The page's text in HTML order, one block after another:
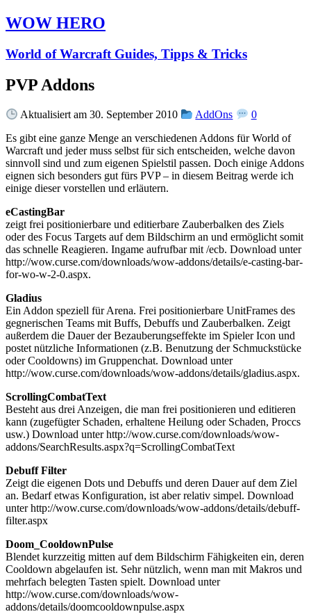
WOW HERO
World of Warcraft Guides, Tipps & Tricks
PVP Addons
Aktualisiert am 30. September 2010 AddOns
0
Es gibt eine ganze Menge an verschiedenen Addons für World of
Warcraft und jeder muss selbst für sich entscheiden, welche davon
sinnvoll sind und zum eigenen Spielstil passen. Doch einige Addons
eignen sich besonders gut fürs PVP – in diesem Beitrag werde ich
einige dieser vorstellen und erläutern.
eCastingBar
zeigt frei positionierbare und editierbare Zauberbalken des Ziels
oder des Focus Targets auf dem Bildschirm an und ermöglicht somit
das schnelle Reagieren. Ingame aufrufbar mit /ecb. Download unter
http://wow.curse.com/downloads/wow-addons/details/e-casting-bar-
for-wo-w-2-0.aspx.
Gladius
Ein Addon speziell für Arena. Frei positionierbare UnitFrames des
gegnerischen Teams mit Buffs, Debuffs und Zauberbalken. Zeigt
außerdem die Dauer der Bezauberungseffekte im Spieler Icon und
postet nützliche Informationen (z.B. Benutzung der Schmuckstücke
oder Cooldowns) im Gruppenchat. Download unter
http://wow.curse.com/downloads/wow-addons/details/gladius.aspx.
ScrollingCombatText
Besteht aus drei Anzeigen, die man frei positionieren und editieren
kann (zugefügter Schaden, erhaltene Heilung oder Schaden, Proccs
usw.) Download unter http://wow.curse.com/downloads/wow-
addons/SearchResults.aspx?q=ScrollingCombatText
Debuff Filter
Zeigt die eigenen Dots und Debuffs und deren Dauer auf dem Ziel
an. Bedarf etwas Konfiguration, ist aber relativ simpel. Download
unter http://wow.curse.com/downloads/wow-addons/details/debuff-
filter.aspx
Doom_CooldownPulse
Blendet kurzzeitig mitten auf dem Bildschirm Fähigkeiten ein, deren
Cooldown abgelaufen ist. Sehr nützlich, wenn man mit Makros und
mehrfach belegten Tasten spielt. Download unter
http://wow.curse.com/downloads/wow-
addons/details/doomcooldownpulse.aspx